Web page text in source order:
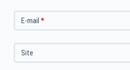
E-mail *
Site